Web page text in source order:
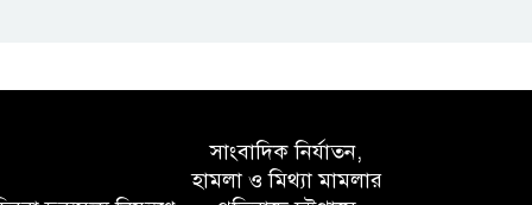
সাংবাদিক নির্যাতন,
হামলা ও মিথ্যা মামলার